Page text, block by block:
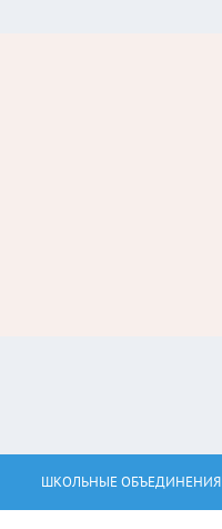
ШКОЛЬНЫЕ ОБЪЕДИНЕНИЯ